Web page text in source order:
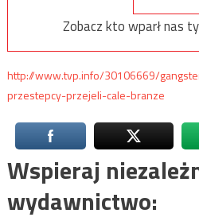
Zobacz kto wparł nas
http://www.tvp.info/30106669/
przestepcy-przejeli-cale-branze
Wspieraj
wydawnictwo: